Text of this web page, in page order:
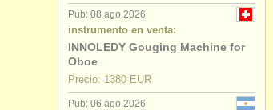
musicalchairs:
acerca de musicalchairs
editor:
anúnciese con nosotros
Pub: 08 ago 2026
instrumento en venta:
INNOLEDY Gouging Machine for
Oboe
Precio: 1380 EUR
Pub: 06 ago 2026